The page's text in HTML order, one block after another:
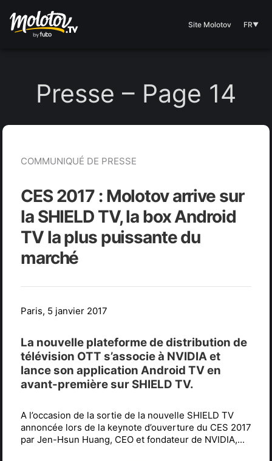
Site Molotov FR▼
Presse – Page 14
COMMUNIQUÉ DE PRESSE
CES 2017 : Molotov arrive sur
la SHIELD TV, la box Android
TV la plus puissante du
marché
Paris, 5 janvier 2017
La nouvelle plateforme de distribution de
télévision OTT s’associe à NVIDIA et
lance son application Android TV en
avant-première sur SHIELD TV.
A l’occasion de la sortie de la nouvelle SHIELD TV
annoncée lors de la keynote d’ouverture du CES 2017
par Jen-Hsun Huang, CEO et fondateur de NVIDIA,...